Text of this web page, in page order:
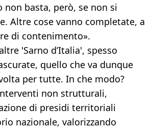
non basta, però, se non si
Altre cose vanno completate, a
di contenimento».
'Sarno d’Italia', spesso
quello che va dunque
per tutte. In che modo?
non strutturali,
di presidi territoriali
nazionale, valorizzando